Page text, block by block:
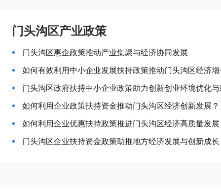
门头沟区产业政策
门头沟区惠企政策推动产业集聚与经济协同发展
如何有效利用中小企业发展扶持政策推动门头沟区经济
门头沟区政府扶持中小企业政策助力创新创业环境优化
如何利用企业政策扶持资金推动门头沟区经济创新发展？
如何利用企业优惠扶持政策推进门头沟区经济高质量发
门头沟区企业扶持资金政策助推地方经济发展与创新成长